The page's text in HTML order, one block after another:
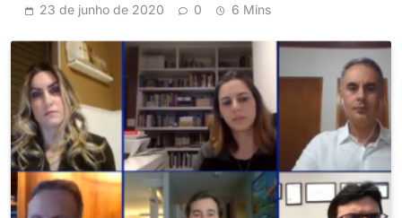
23 de junho de 2020 0 6 Mins